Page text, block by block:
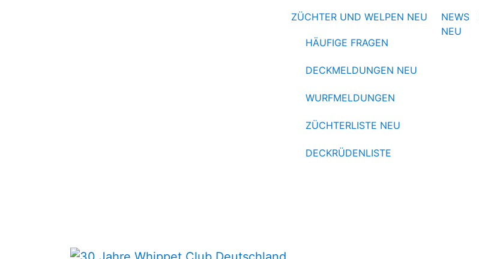
ZÜCHTER UND WELPEN NEU
HÄUFIGE FRAGEN
DECKMELDUNGEN NEU
WURFMELDUNGEN
ZÜCHTERLISTE NEU
DECKRÜDENLISTE
NEWS
NEU